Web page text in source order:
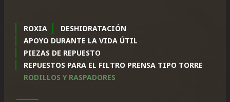
ROXIA
DESHIDRATACIÓN
APOYO DURANTE LA VIDA ÚTIL
PIEZAS DE REPUESTO
REPUESTOS PARA EL FILTRO PRENSA TIPO TORRE
RODILLOS Y RASPADORES